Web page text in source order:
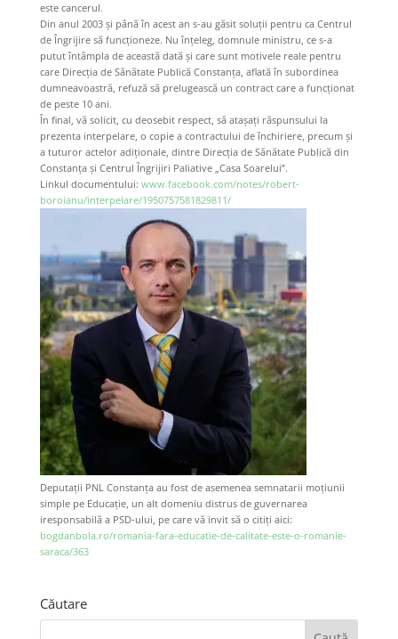
este cancerul.
Din anul 2003 și până în acest an s-au găsit soluții pentru ca Centrul
de Îngrijire să funcționeze. Nu înțeleg, domnule ministru, ce s-a
putut întâmpla de această dată și care sunt motivele reale pentru
care Direcția de Sănătate Publică Constanța, aflată în subordinea
dumneavoastră, refuză să prelugească un contract care a funcționat
de peste 10 ani.
În final, vă solicit, cu deosebit respect, să atașați răspunsului la
prezenta interpelare, o copie a contractului de închiriere, precum și
a tuturor actelor adiționale, dintre Direcția de Sănătate Publică din
Constanța și Centrul Îngrijiri Paliative „Casa Soarelui”.
Linkul documentului: www.facebook.com/notes/robert-
boroianu/interpelare/1950757581829811/
Deputații PNL Constanța au fost de asemenea semnatarii moțiunii
simple pe Educație, un alt domeniu distrus de guvernarea
iresponsabilă a PSD-ului, pe care vă invit să o citiți aici:
bogdanbola.ro/romania-fara-educatie-de-calitate-este-o-romanie-
saraca/363
Căutare